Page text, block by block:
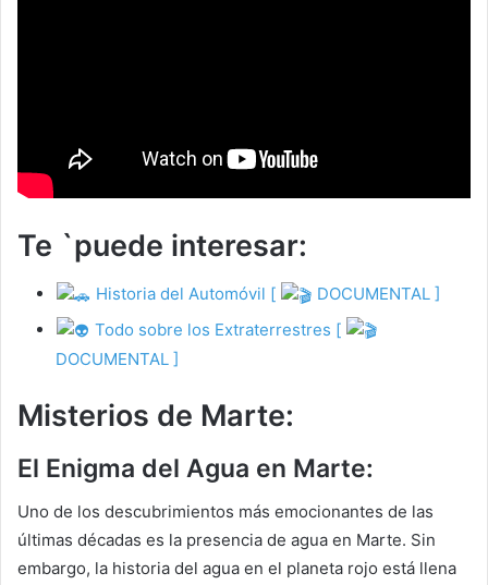
Te `puede interesar:
Historia del Automóvil [
DOCUMENTAL ]
Todo sobre los Extraterrestres [
DOCUMENTAL ]
Misterios de Marte:
El Enigma del Agua en Marte:
Uno de los descubrimientos más emocionantes de las
últimas décadas es la presencia de agua en Marte. Sin
embargo, la historia del agua en el planeta rojo está llena